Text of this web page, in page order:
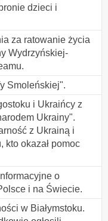
dzieci i
za ratowanie życia
Wydrzyńskiej-
Smoleńskiej".
i Ukraińcy z
Ukrainy".
z Ukrainą i
kto okazał pomoc
o
i na Świecie.
w Białymstoku.